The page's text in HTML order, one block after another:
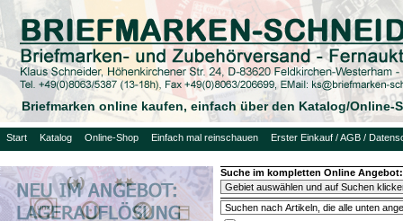
Briefmarken online kaufen, einfach über den Katalog/Online-
Start Katalog Online-Shop Einfach mal reinschauen Erster Einkauf / AGB /
Suche im kompletten Online Angebot: